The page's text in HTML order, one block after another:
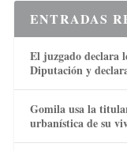
ENTRADAS
El juzgado declara
Diputación y
Gomila usa la
urbanística de su